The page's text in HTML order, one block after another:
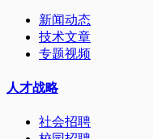
新闻动态
技术文章
专题视频
人才战略
社会招聘